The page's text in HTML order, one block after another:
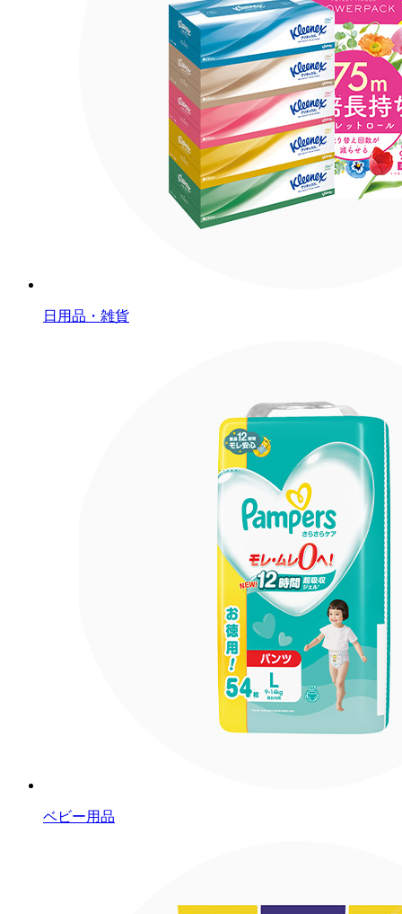
日用品・雑貨
ベビー用品